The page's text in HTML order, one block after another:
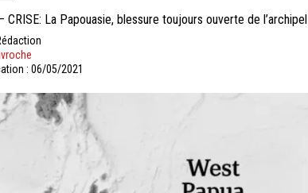
CRISE: La Papouasie, blessure toujours ouverte de l’archipel
: 06/05/2021